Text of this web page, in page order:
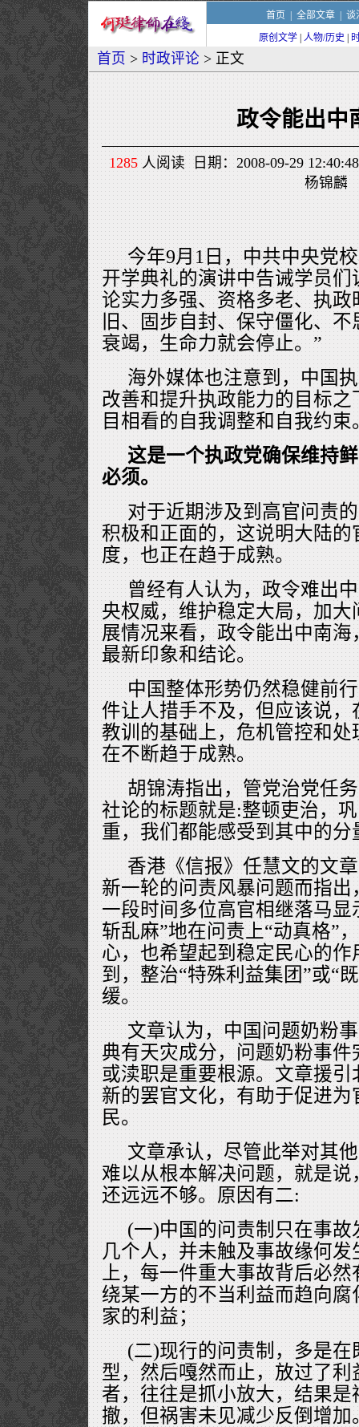
首页 全部文章| 谈
原创文学 人物/历史
首页 > 时政评论 > 正文
政令能出中
1285人阅读 日期：2008-09-29
杨锦麟
今年9月1日，中共中央党
开学典礼的演讲中告诫学员
论实力多强、资格多老、执
旧、固步自封、保守僵化、
衰竭，生命力就会停止。”
海外媒体也注意到，中国
改善和提升执政能力的目标
目相看的自我调整和自我约束
这是一个执政党确保维持
必须。
对于近期涉及到高官问责
积极和正面的，这说明大陆
度，也正在趋于成熟。
曾经有人认为，政令难出
央权威，维护稳定大局，加
展情况来看，政令能出中南
最新印象和结论。
中国整体形势仍然稳健前
件让人措手不及，但应该说
教训的基础上，危机管控和
在不断趋于成熟。
胡锦涛指出，管党治党任
社论的标题就是:整顿吏治，
重，我们都能感受到其中的分
香港《信报》任慧文的文
新一轮的问责风暴问题而指
一段时间多位高官相继落马显
斩乱麻”地在问责上“动真格”
心，也希望起到稳定民心的
到，整治“特殊利益集团”或“
缓。
文章认为，中国问题奶粉
典有天灾成分，问题奶粉事
或渎职是重要根源。文章援
新的罢官文化，有助于促进
民。
文章承认，尽管此举对其
难以从根本解决问题，就是
还远远不够。原因有二:
(一)中国的问责制只在事
几个人，并未触及事故缘何
上，每一件重大事故背后必
绕某一方的不当利益而趋向
家的利益；
(二)现行的问责制，多是
型，然后嘎然而止，放过了
者，往往是抓小放大，结果
撤，但祸害未见减少反倒增加